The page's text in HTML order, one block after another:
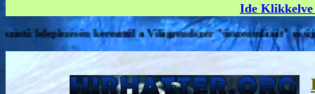
Ide
"összeomlását" és újraformálását közvetlenül